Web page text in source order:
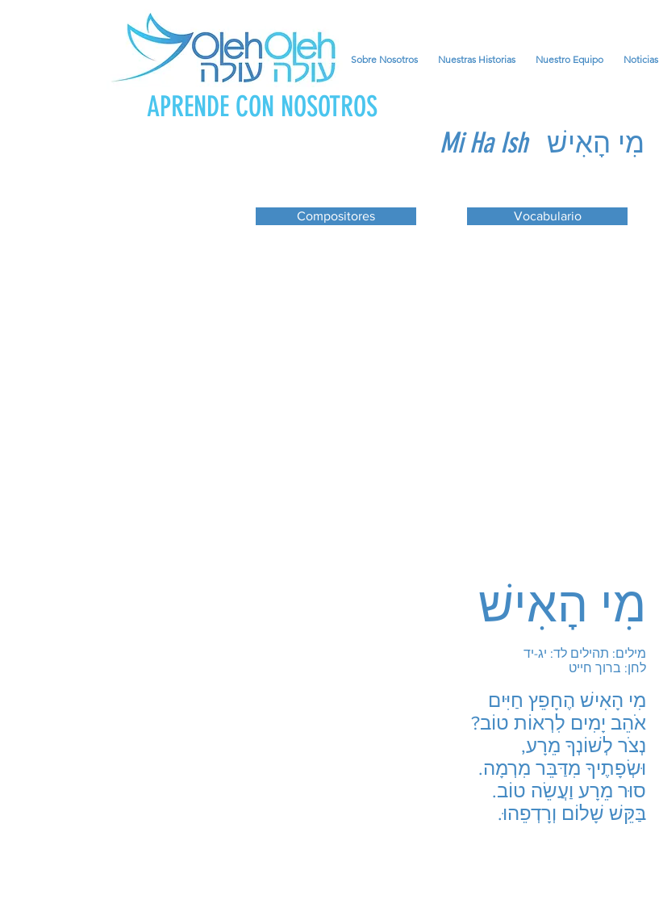
Sobre Nosotros Nuestras Historias Nuestro Equipo Noticias
APRENDE CON NOSOTROS
Mi Ha Ish מִי הָאִישׁ
Compositores Vocabulario
מִי הָאִישׁ
מילים: תהילים לד: יג-יד
לחן: ברוך חייט
מִי הָאִישׁ הֶחָפֵץ חַיִּים
אֹהֵב יָמִים לִרְאוֹת טוֹב?
נְצֹר לְשׁוֹנְךָ מֵרָע,
וּשְׂפָתֶיךָ מִדַּבֵּר מִרְמָה.
סוּר מֵרָע וַעֲשֵׂה טוֹב.
בַּקֵּשׁ שָׁלוֹם וְרָדְפֵהוּ.